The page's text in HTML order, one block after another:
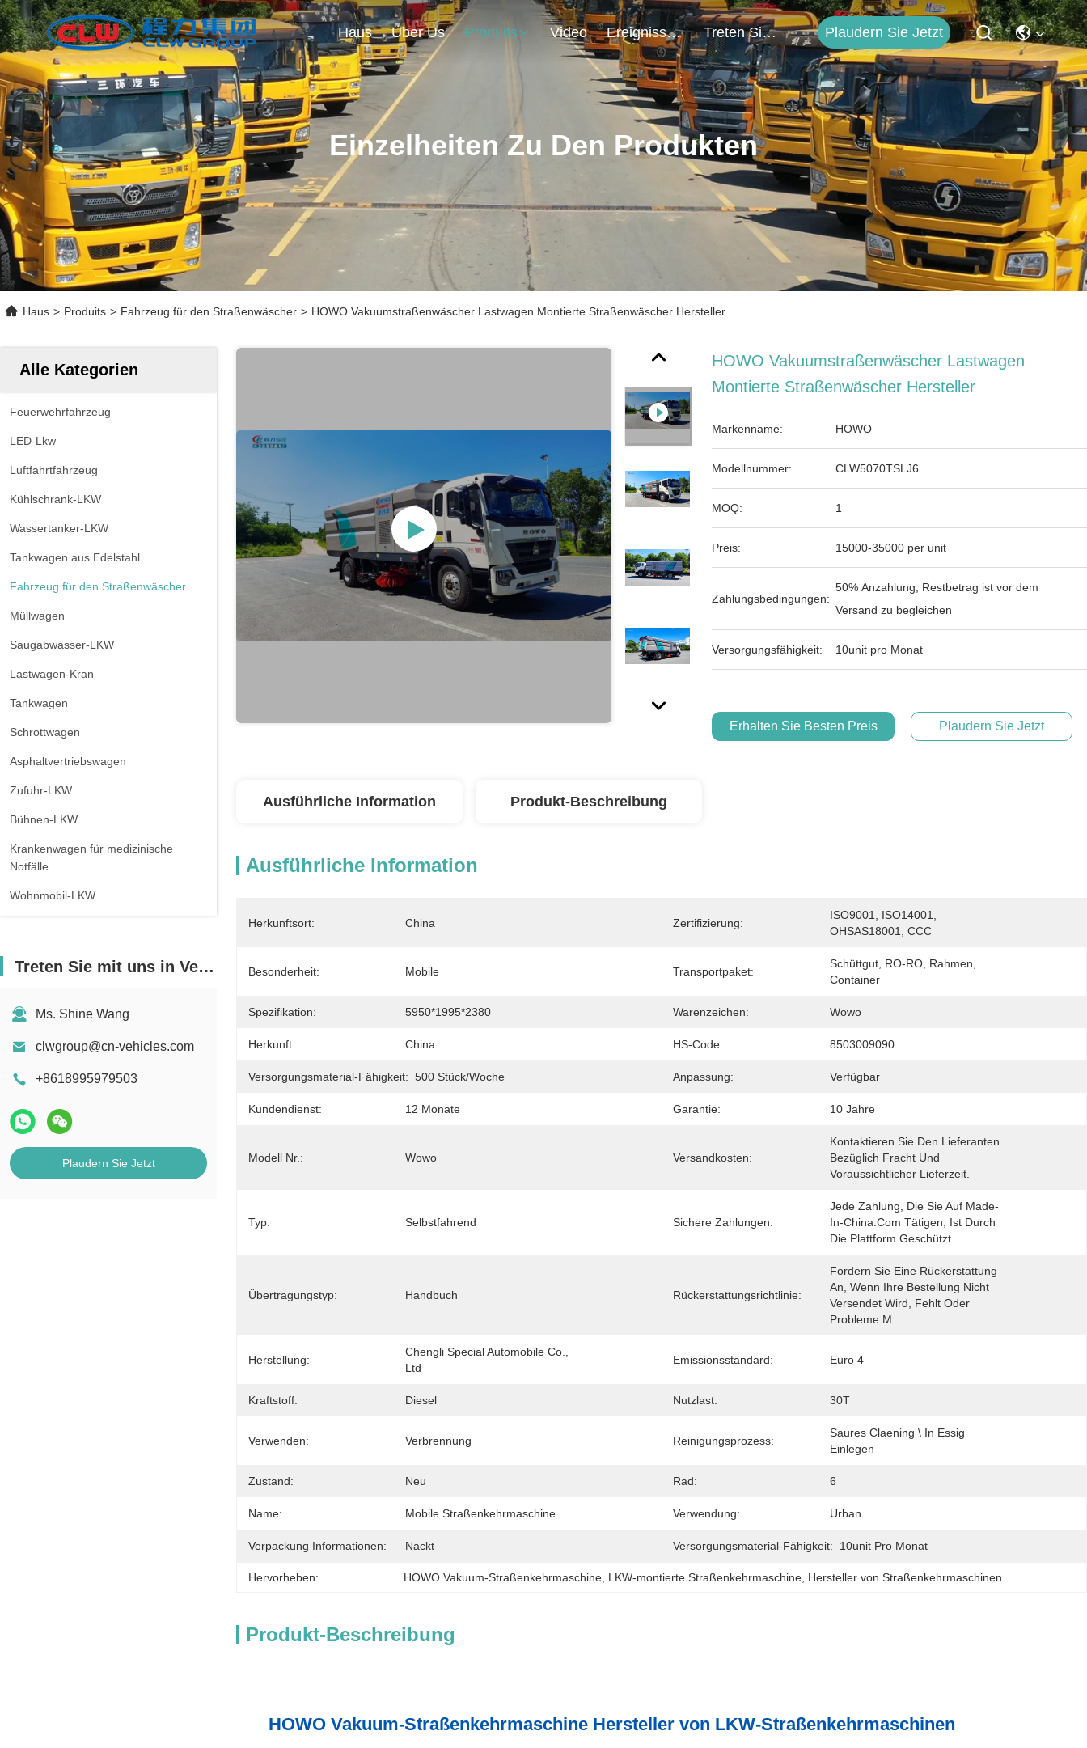
Haus Über Us Produits Video Ereignisse Treten Sie Mit Uns In Verbindung Plaudern Sie Jetzt
Einzelheiten Zu Den Produkten
Haus > Produits > Fahrzeug für den Straßenwäscher > HOWO Vakuumstraßenwäscher Lastwagen Montierte Straßenwäscher Hersteller
Alle Kategorien
Feuerwehrfahrzeug
LED-Lkw
Luftfahrtfahrzeug
Kühlschrank-LKW
Wassertanker-LKW
Tankwagen aus Edelstahl
Fahrzeug für den Straßenwäscher
Müllwagen
Saugabwasser-LKW
Lastwagen-Kran
Tankwagen
Schrottwagen
Asphaltvertriebswagen
Zufuhr-LKW
Bühnen-LKW
Krankenwagen für medizinische
Notfälle
Wohnmobil-LKW
Treten Sie mit uns in Verbindung
Ms. Shine Wang
clwgroup@cn-vehicles.com
+8618995979503
Plaudern Sie Jetzt
HOWO Vakuumstraßenwäscher Lastwagen
Montierte Straßenwäscher Hersteller
Markenname: HOWO
Modellnummer: CLW5070TSLJ6
MOQ: 1
Preis: 15000-35000 per unit
Zahlungsbedingungen:
50% Anzahlung, Restbetrag ist vor dem
Versand zu begleichen
Versorgungsfähigkeit: 10unit pro Monat
Erhalten Sie Besten Preis Plaudern Sie Jetzt
Ausführliche Information Produkt-Beschreibung
Ausführliche Information
Herkunftsort: China Zertifizierung:
ISO9001, ISO14001,
OHSAS18001, CCC
Besonderheit: Mobile Transportpaket:
Schüttgut, RO-RO, Rahmen,
Container
Spezifikation: 5950*1995*2380 Warenzeichen: Wowo
Herkunft: China HS-Code: 8503009090
Versorgungsmaterial-Fähigkeit: 500 Stück/Woche Anpassung: Verfügbar
Kundendienst: 12 Monate Garantie: 10 Jahre
Modell Nr.: Wowo Versandkosten:
Kontaktieren Sie Den Lieferanten
Bezüglich Fracht Und
Voraussichtlicher Lieferzeit.
Typ: Selbstfahrend Sichere Zahlungen:
Jede Zahlung, Die Sie Auf Made-
In-China.com Tätigen, Ist Durch
Die Plattform Geschützt.
Übertragungstyp: Handbuch Rückerstattungsrichtlinie:
Fordern Sie Eine Rückerstattung
An, Wenn Ihre Bestellung Nicht
Versendet Wird, Fehlt Oder
Probleme M
Herstellung:
Chengli Special Automobile Co.,
Ltd
Emissionsstandard: Euro 4
Kraftstoff: Diesel Nutzlast: 30T
Verwenden: Verbrennung Reinigungsprozess:
Saures Claening \ In Essig
Einlegen
Zustand: Neu Rad: 6
Name: Mobile Straßenkehrmaschine Verwendung: Urban
Verpackung Informationen: Nackt Versorgungsmaterial-Fähigkeit: 10unit Pro Monat
Hervorheben: HOWO Vakuum-Straßenkehrmaschine LKW-montierte Straßenkehrmaschine Hersteller von Straßenkehrmaschinen
Produkt-Beschreibung
HOWO Vakuum-Straßenkehrmaschine Hersteller von LKW-Straßenkehrmaschinen